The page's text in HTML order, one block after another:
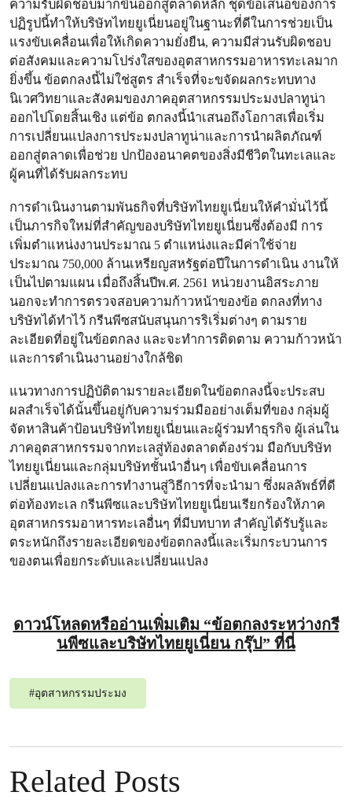
ความรับผิดชอบมากขึ้นออกสู่ตลาดหลัก ชุดข้อเสนอของการ
ปฏิรูปนี้ทําให้บริษัทไทยยูเนี่ยนอยู่ในฐานะที่ดีในการช่วยเป็น
แรงขับเคลื่อนเพื่อให้เกิดความยั่งยืน, ความมีส่วนรับผิดชอบ
ต่อสังคมและความโปร่งใสของอุตสาหกรรมอาหารทะเลมาก
ยิ่งขึ้น ข้อตกลงนี้ไม่ใช่สูตร สําเร็จที่จะขจัดผลกระทบทาง
นิเวศวิทยาและสังคมของภาคอุตสาหกรรมประมงปลาทูน่า
ออกไปโดยสิ้นเชิง แต่ข้อ ตกลงนี้นําเสนอถึงโอกาสเพื่อเริ่ม
การเปลี่ยนแปลงการประมงปลาทูน่าและการนําผลิตภัณฑ์
ออกสู่ตลาดเพื่อช่วย ปกป้องอนาคตของสิ่งมีชีวิตในทะเลและ
ผู้คนที่ได้รับผลกระทบ
การดําเนินงานตามพันธกิจที่บริษัทไทยยูเนี่ยนให้คํามั่นไว้นี้
เป็นภารกิจใหม่ที่สําคัญของบริษัทไทยยูเนี่ยนซึ่งต้องมี การ
เพิ่มตําแหน่งงานประมาณ 5 ตําแหน่งและมีค่าใช้จ่าย
ประมาณ 750,000 ล้านเหรียญสหรัฐต่อปีในการดําเนิน งานให้
เป็นไปตามแผน เมื่อถึงสิ้นปีพ.ศ. 2561 หน่วยงานอิสระภาย
นอกจะทําการตรวจสอบความก้าวหน้าของข้อ ตกลงที่ทาง
บริษัทได้ทําไว้ กรีนพีซสนับสนุนการริเริ่มต่างๆ ตามราย
ละเอียดที่อยู่ในข้อตกลง และจะทําการติดตาม ความก้าวหน้า
และการดําเนินงานอย่างใกล้ชิด
แนวทางการปฏิบัติตามรายละเอียดในข้อตกลงนี้จะประสบ
ผลสําเร็จได้นั้นขึ้นอยู่กับความร่วมมืออย่างเต็มที่ของ กลุ่มผู้
จัดหาสินค้าป้อนบริษัทไทยยูเนี่ยนและผู้ร่วมทําธุรกิจ ผู้เล่นใน
ภาคอุตสาหกรรมจากทะเลสู่ท้องตลาดต้องร่วม มือกับบริษัท
ไทยยูเนี่ยนและกลุ่มบริษัทชั้นนําอื่นๆ เพื่อขับเคลื่อนการ
เปลี่ยนแปลงและการทํางานสู่วิธีการที่จะนํามา ซึ่งผลลัพธ์ที่ดี
ต่อท้องทะเล กรีนพีซและบริษัทไทยยูเนี่ยนเรียกร้องให้ภาค
อุตสาหกรรมอาหารทะเลอื่นๆ ที่มีบทบาท สําคัญได้รับรู้และ
ตระหนักถึงรายละเอียดของข้อตกลงนี้และเริ่มกระบวนการ
ของตนเพื่อยกระดับและเปลี่ยนแปลง
ดาวน์โหลดหรืออ่านเพิ่มเติม “ข้อตกลงระหว่างกรี
นพีซและบริษัทไทยยูเนี่ยน กรุ๊ป” ที่นี่
#อุตสาหกรรมประมง
Related Posts